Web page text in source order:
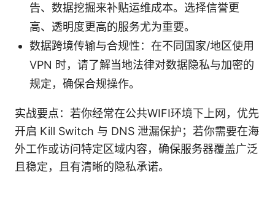
告、数据挖掘来补贴运维成本。选择信誉更
高、透明度更高的服务尤为重要。
数据跨境传输与合规性：在不同国家/地区使用
VPN 时，请了解当地法律对数据隐私与加密的
规定，确保合规操作。
实战要点：若你经常在公共WIFI环境下上网，优先
开启 Kill Switch 与 DNS 泄漏保护；若你需要在海
外工作或访问特定区域内容，确保服务器覆盖广泛
且稳定，且有清晰的隐私承诺。